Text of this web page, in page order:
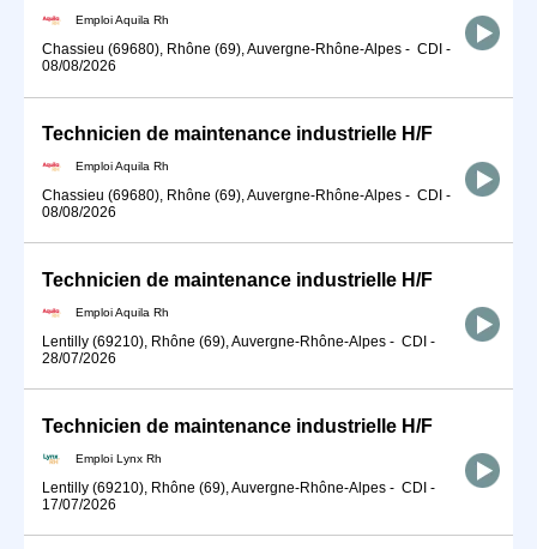
Emploi Aquila Rh
Chassieu (69680), Rhône (69), Auvergne-Rhône-Alpes - CDI -
08/08/2026
Technicien de maintenance industrielle H/F
Emploi Aquila Rh
Chassieu (69680), Rhône (69), Auvergne-Rhône-Alpes - CDI -
08/08/2026
Technicien de maintenance industrielle H/F
Emploi Aquila Rh
Lentilly (69210), Rhône (69), Auvergne-Rhône-Alpes - CDI -
28/07/2026
Technicien de maintenance industrielle H/F
Emploi Lynx Rh
Lentilly (69210), Rhône (69), Auvergne-Rhône-Alpes - CDI -
17/07/2026